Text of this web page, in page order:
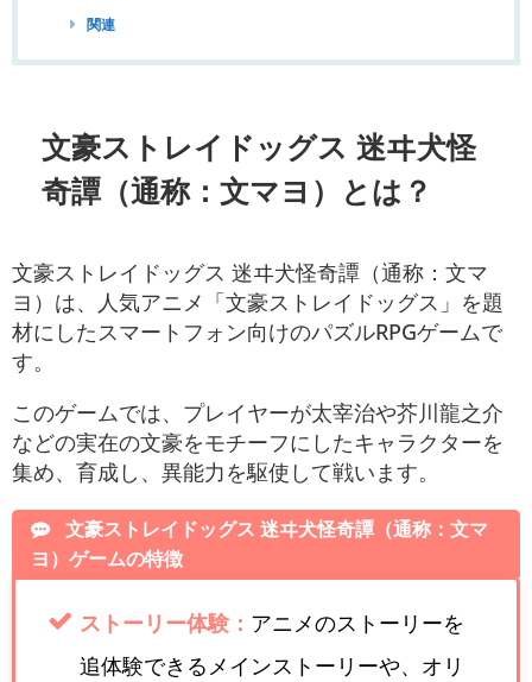
関連
文豪ストレイドッグス 迷ヰ犬怪
奇譚（通称：文マヨ）とは？
文豪ストレイドッグス 迷ヰ犬怪奇譚（通称：文マ
ヨ）は、人気アニメ「文豪ストレイドッグス」を題
材にしたスマートフォン向けのパズルRPGゲームで
す。
このゲームでは、プレイヤーが太宰治や芥川龍之介
などの実在の文豪をモチーフにしたキャラクターを
集め、育成し、異能力を駆使して戦います。
文豪ストレイドッグス 迷ヰ犬怪奇譚（通称：文マ
ヨ）ゲームの特徴
ストーリー体験： アニメのストーリーを
追体験できるメインストーリーや、オリ